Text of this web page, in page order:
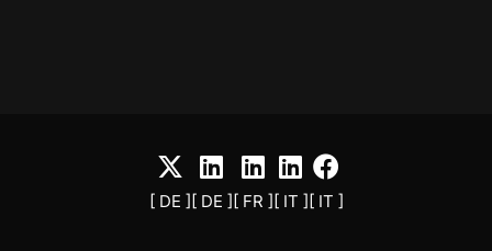
[ DE ][ DE ][ FR ][ IT ][ IT ]